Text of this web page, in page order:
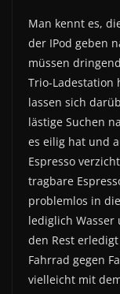
Man kennt es,
der IPod geben
müssen
Trio-Ladestation
lassen sich
lästige Suchen
es eilig hat und
Espresso
tragbare
problemlos in
lediglich Wasser
den Rest
Fahrrad gegen
vielleicht mit